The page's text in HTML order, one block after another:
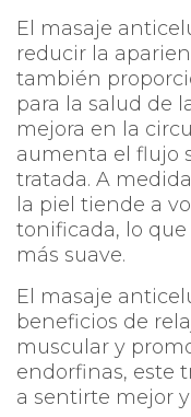
El masaje
reducir la
también
para la salud de
mejora en la
aumenta el flujo
tratada. A
la piel tiende a
tonificada, lo
más suave.
El masaje
beneficios de
muscular y
endorfinas, este
a sentirte mejor